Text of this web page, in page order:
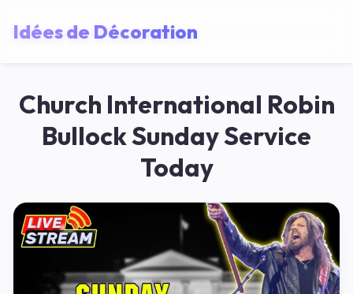
Idées de Décoration
Church International Robin
Bullock Sunday Service
Today